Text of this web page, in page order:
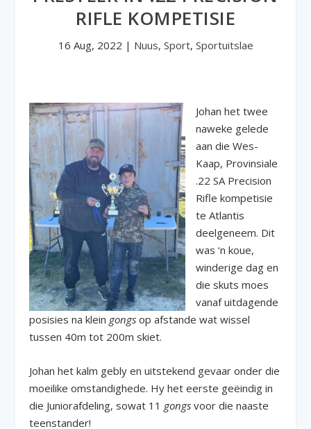
RIFLE KOMPETISIE
16 Aug, 2022 | Nuus, Sport, Sportuitslae
Johan het twee
naweke gelede
aan die Wes-
Kaap, Provinsiale
.22 SA Precision
Rifle kompetisie
te Atlantis
deelgeneem. Dit
was ‘n koue,
winderige dag en
die skuts moes
vanaf uitdagende
posisies na klein gongs op afstande wat wissel
tussen 40m tot 200m skiet.
Johan het kalm gebly en uitstekend gevaar onder die
moeilike omstandighede. Hy het eerste geëindig in
die Juniorafdeling, sowat 11 gongs voor die naaste
teenstander!